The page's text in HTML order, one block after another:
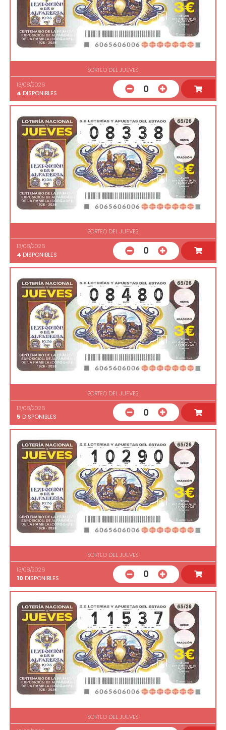
SORTEO DEL JUEVES
13/08/2026
4 DISPONIBLES 0
SORTEO DEL JUEVES
13/08/2026
4 DISPONIBLES 0
SORTEO DEL JUEVES
13/08/2026
5 DISPONIBLES 0
SORTEO DEL JUEVES
13/08/2026
10 DISPONIBLES 0
SORTEO DEL JUEVES